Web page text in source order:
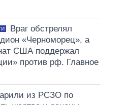
Враг обстрелял
«Черноморец», а
США поддержал
против рф. Главное
из РСЗО по